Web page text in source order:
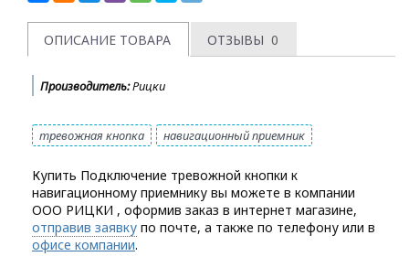
ОПИСАНИЕ ТОВАРА ОТЗЫВЫ 0
Производитель:Рицки
тревожная кнопка навигационный приемник
Купить Подключение тревожной кнопки к
навигационному приемнику вы можете в компании
ООО РИЦКИ , оформив заказ в интернет магазине,
отправив заявку по почте, а также по телефону или в
офисе компании.